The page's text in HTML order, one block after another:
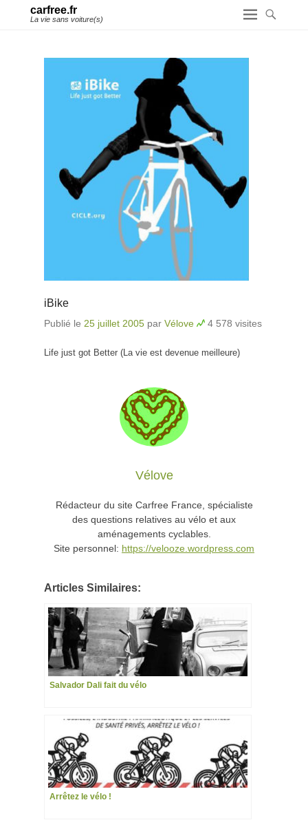
carfree.fr
La vie sans voiture(s)
iBike
Publié le 25 juillet 2005 par Vélove 4 578 visites
Life just got Better (La vie est devenue meilleure)
Vélove
Rédacteur du site Carfree France, spécialiste
des questions relatives au vélo et aux
aménagements cyclables.
Site personnel: https://velooze.wordpress.com
Articles Similaires:
Salvador Dali fait du vélo
Arrêtez le vélo !